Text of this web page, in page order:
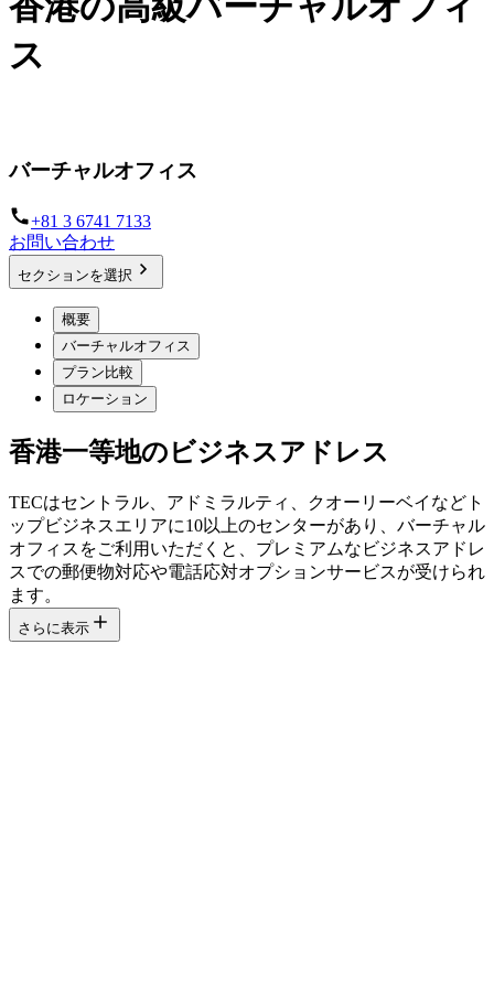
ス
バーチャルオフィス
+81 3 6741 7133
お問い合わせ
セクションを選択
概要
バーチャルオフィス
プラン比較
ロケーション
香港一等地のビジネスアドレス
TECはセントラル、アドミラルティ、クオーリーベイなどト
ップビジネスエリアに10以上のセンターがあり、バーチャル
オフィスをご利用いただくと、プレミアムなビジネスアドレ
スでの郵便物対応や電話応対オプションサービスが受けられ
ます。
さらに表示